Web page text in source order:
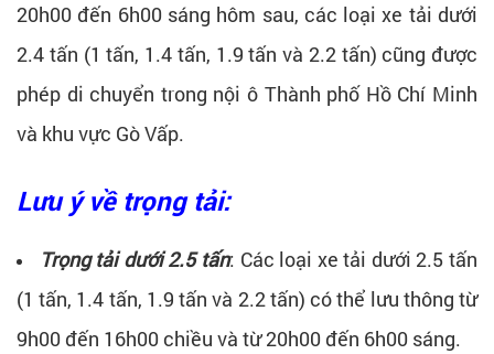
20h00 đến 6h00 sáng hôm sau, các loại xe tải dưới
2.4 tấn (1 tấn, 1.4 tấn, 1.9 tấn và 2.2 tấn) cũng được
phép di chuyển trong nội ô Thành phố Hồ Chí Minh
và khu vực Gò Vấp.
Lưu ý về trọng tải:
Trọng tải dưới 2.5 tấn: Các loại xe tải dưới 2.5 tấn
(1 tấn, 1.4 tấn, 1.9 tấn và 2.2 tấn) có thể lưu thông từ
9h00 đến 16h00 chiều và từ 20h00 đến 6h00 sáng.